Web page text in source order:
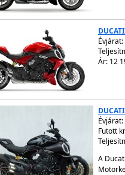
Évjárat:
Ár: 12
Évjárat:
Futott
A